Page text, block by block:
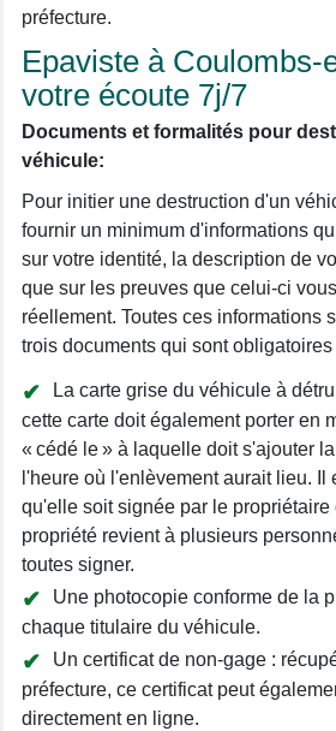
préfecture.
Epaviste à Coulombs-
votre écoute 7j/7
Documents et formalités pour
véhicule:
Pour initier une destruction d'un
fournir un minimum d'informations
sur votre identité, la description de
que sur les preuves que celui-ci
réellement. Toutes ces informations
trois documents qui sont obligatoires
La carte grise du véhicule à
cette carte doit également porter en
« cédé le » à laquelle doit s'ajouter
l'heure où l'enlèvement aurait lieu. Il
qu'elle soit signée par le
propriété revient à plusieurs
toutes signer.
Une photocopie conforme de la
chaque titulaire du véhicule.
Un certificat de non-gage :
préfecture, ce certificat peut
directement en ligne.